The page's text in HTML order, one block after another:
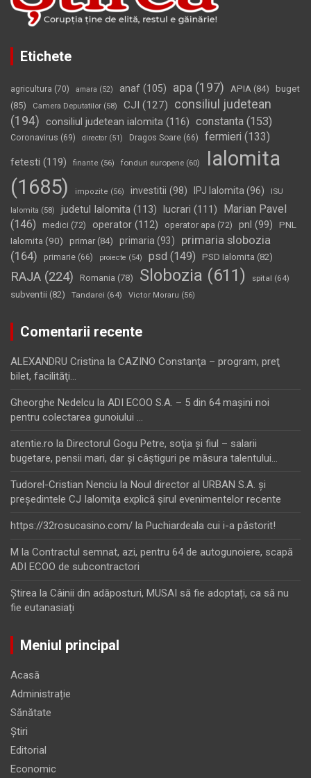
Etichete
agricultura (70) amara (52) anaf (105) apa (197) APIA (84)
buget
(85)
Camera Deputatilor (58) CJI (127)
consiliul judetean
(194) consiliul judetean ialomita (116) constanta (153)
Coronavirus (69) director (51) Dragos Soare (66) fermieri (133)
fetesti (119) finante (56) fonduri europene (60)
Ialomita
(1685)
impozite (56) investitii (98) IPJ Ialomita (96) ISU
Ialomita (58) judetul Ialomita (113) lucrari (111)
Marian Pavel
(146)
medici (72) operator (112) operator apa (72) pnl (99)
PNL
Ialomita (90) primar(84) primaria (93)
primaria slobozia
(164)
primarie (66) proiecte (54) psd (149) PSD Ialomita (82)
RAJA (224) Romania (78) Slobozia (611) spital (64)
subventii (82) Tandarei (64) Victor Moraru (56)
Comentarii recente
ALEXANDRU Cristina la CAZINO Constanţa – program, preţ
bilet, facilităţi…
Gheorghe Nedelcu la ADI ECOO S.A. – 5 din 64 maşini noi
pentru colectarea gunoiului …
atentie.ro la Directorul Gogu Petre, soţia şi fiul – salarii
bugetare, pensii mari, dar şi câştiguri pe măsura talentului…
Tudorel-Cristian Nenciu la Noul director al URBAN S.A. şi
preşedintele CJ Ialomiţa explică şirul evenimentelor recente
https://32rosucasino.com/ la Puchiardeala cui i-a păstorit!
M la Contractul semnat, azi, pentru 64 de autogunoiere, scapă
ADI ECOO de subcontractori
Ştirea la Câinii din adăposturi, MUSAI să fie adoptați, ca să nu
fie eutanasiați
Meniul principal
Acasă
Administrație
Sănătate
Știri
Editorial
Economic